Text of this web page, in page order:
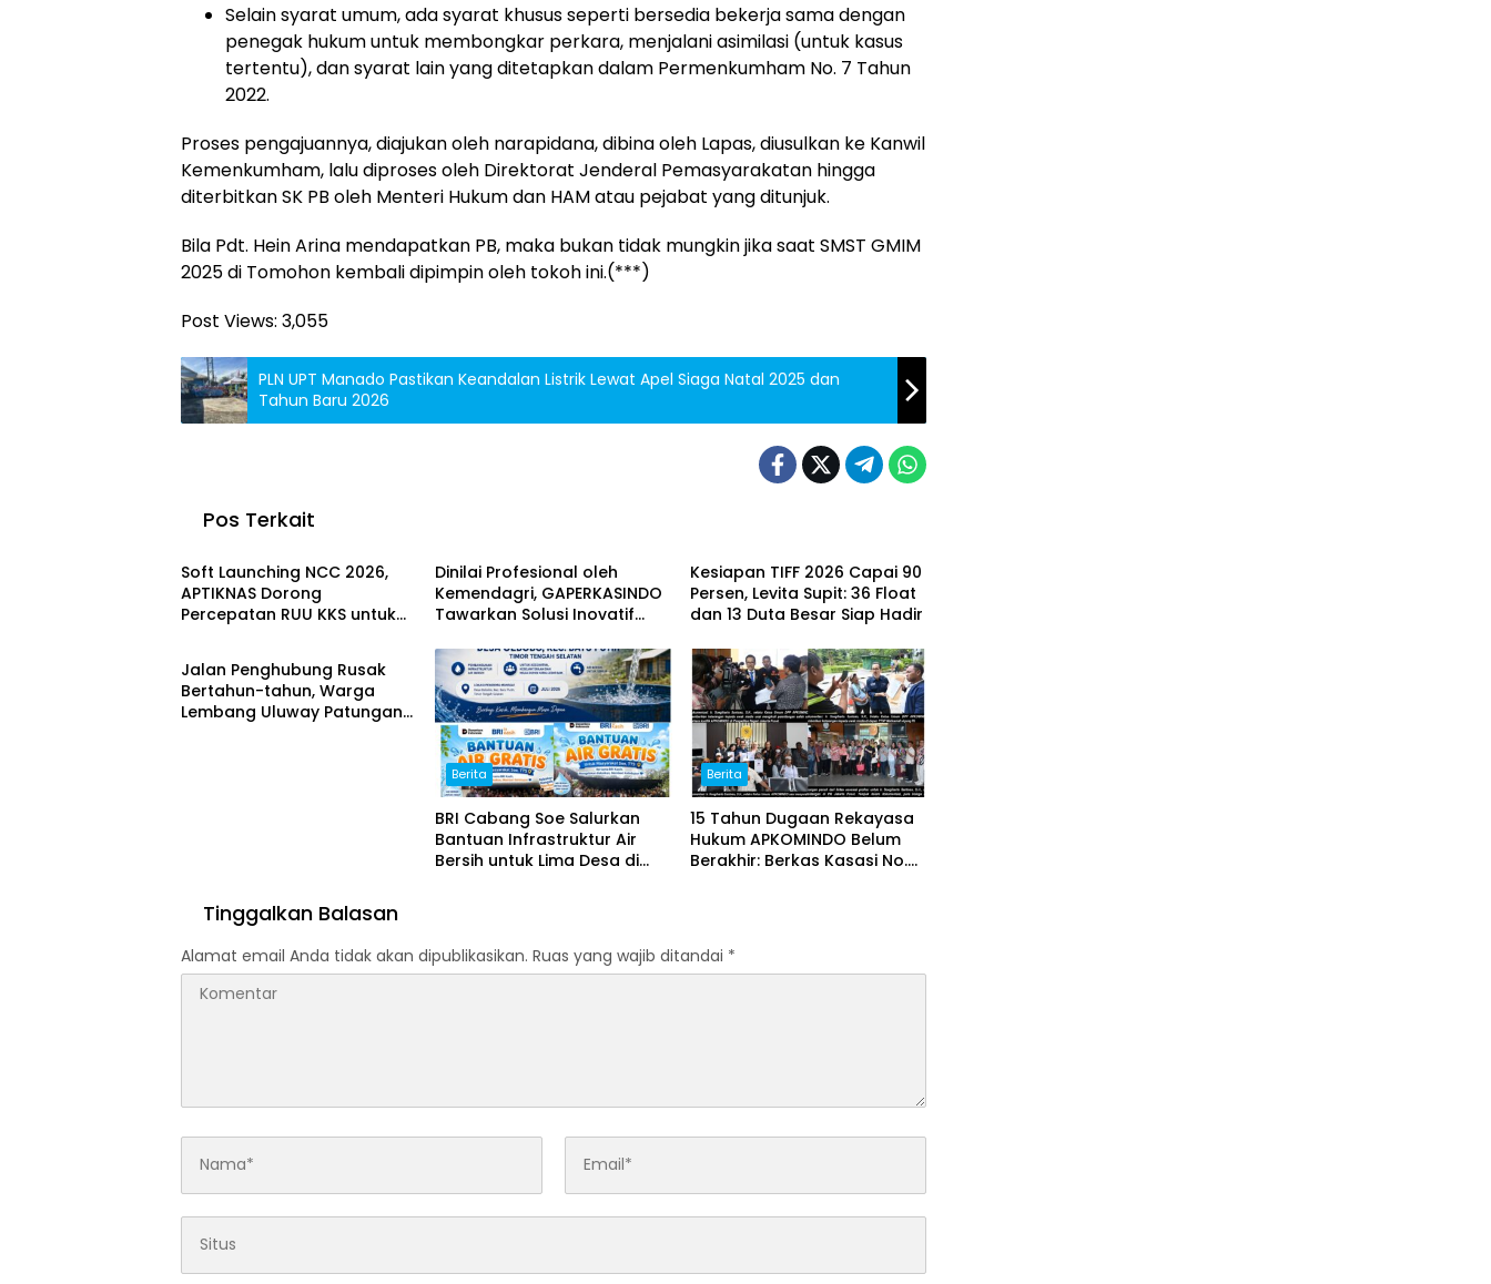
Selain syarat umum, ada syarat khusus seperti bersedia bekerja sama dengan
penegak hukum untuk membongkar perkara, menjalani asimilasi (untuk kasus
tertentu), dan syarat lain yang ditetapkan dalam Permenkumham No. 7 Tahun
2022.
Proses pengajuannya, diajukan oleh narapidana, dibina oleh Lapas, diusulkan ke Kanwil
Kemenkumham, lalu diproses oleh Direktorat Jenderal Pemasyarakatan hingga
diterbitkan SK PB oleh Menteri Hukum dan HAM atau pejabat yang ditunjuk.
Bila Pdt. Hein Arina mendapatkan PB, maka bukan tidak mungkin jika saat SMST GMIM
2025 di Tomohon kembali dipimpin oleh tokoh ini.(***)
Post Views: 3,055
PLN UPT Manado Pastikan Keandalan Listrik Lewat Apel Siaga Natal 2025 dan
Tahun Baru 2026
Pos Terkait
Berita
Soft Launching NCC 2026,
APTIKNAS Dorong
Percepatan RUU KKS untuk
Dinilai Profesional oleh
Kemendagri, GAPERKASINDO
Tawarkan Solusi Inovatif
Kesiapan TIFF 2026 Capai 90
Persen, Levita Supit: 36 Float
dan 13 Duta Besar Siap Hadir
Berita
Jalan Penghubung Rusak
Bertahun-tahun, Warga
Lembang Uluway Patungan
Berita
BRI Cabang Soe Salurkan
Bantuan Infrastruktur Air
Bersih untuk Lima Desa di
Berita
15 Tahun Dugaan Rekayasa
Hukum APKOMINDO Belum
Berakhir: Berkas Kasasi No.
Tinggalkan Balasan
Alamat email Anda tidak akan dipublikasikan. Ruas yang wajib ditandai *